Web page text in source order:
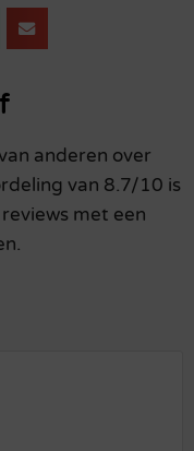
anderen over
van 8.7/10 is
met een